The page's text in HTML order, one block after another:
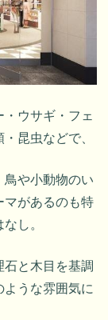
ウサギ・フェ
昆虫などで、
鳥や小動物のい
マがあるのも特
し。
と木目を基調
うな雰囲気に